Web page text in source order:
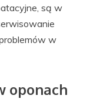
są w
w
oponach